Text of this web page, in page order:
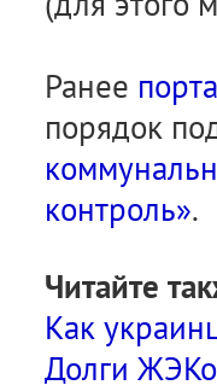
Ранее
порядок
контроль».
Читайте
Как
Долги